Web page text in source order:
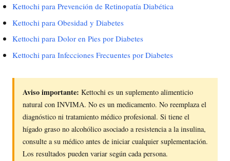
Kettochi para Prevención de Retinopatía Diabética
Kettochi para Obesidad y Diabetes
Kettochi para Dolor en Pies por Diabetes
Kettochi para Infecciones Frecuentes por Diabetes
Aviso importante: Kettochi es un suplemento alimenticio
natural con INVIMA. No es un medicamento. No reemplaza el
diagnóstico ni tratamiento médico profesional. Si tiene el
hígado graso no alcohólico asociado a resistencia a la insulina,
consulte a su médico antes de iniciar cualquier suplementación.
Los resultados pueden variar según cada persona.